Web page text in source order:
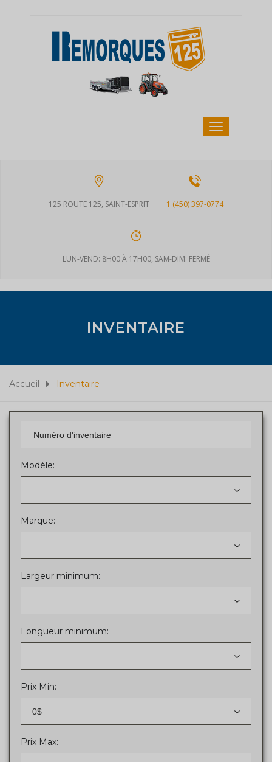
125 ROUTE 125, SAINT-ESPRIT 1 (450) 397-0774
LUN-VEND: 8H00 À 17H00, SAM-DIM: FERMÉ
INVENTAIRE
Accueil Inventaire
Modèle:
Marque:
Largeur minimum:
Longueur minimum:
Prix Min:
0$
Prix Max: